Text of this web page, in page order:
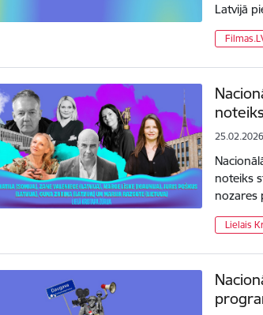
Latvijā
noteiks
nozares
Lielais